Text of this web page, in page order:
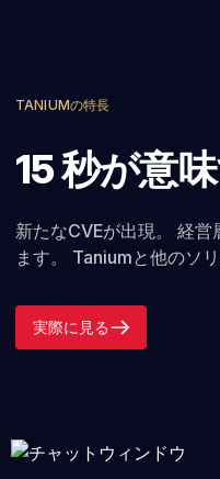
TANIUMの特長
15 秒が意
新たなCVEが出現。 経
ます。 Taniumと他のソ
実際に見る